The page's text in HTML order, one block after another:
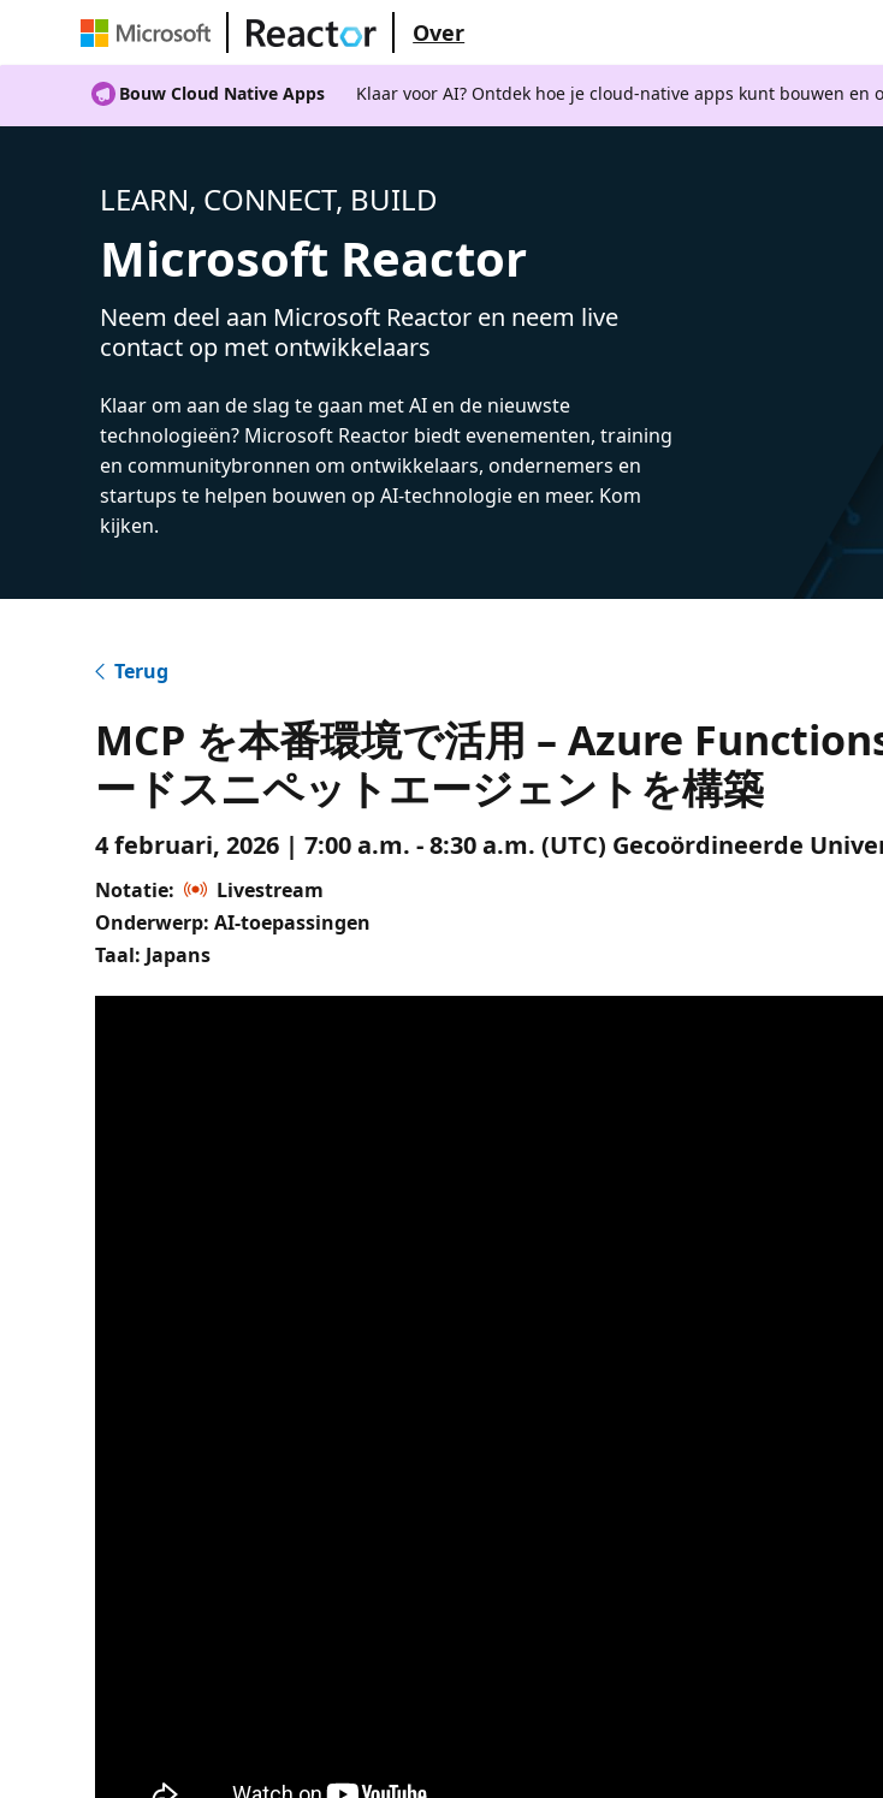
Over
Bouw Cloud Native Apps Klaar voor AI? Ontdek hoe je cloud-native apps kunt bouwen en
LEARN, CONNECT, BUILD
Microsoft Reactor
Neem deel aan Microsoft Reactor en neem live
contact op met ontwikkelaars
Klaar om aan de slag te gaan met AI en de nieuwste
technologieën? Microsoft Reactor biedt evenementen, training
en communitybronnen om ontwikkelaars, ondernemers en
startups te helpen bouwen op AI-technologie en meer. Kom
kijken.
Terug
MCP を本番環境で活用 – Azure
ードスニペットエージェントを構築
4 februari, 2026 | 7:00 a.m. - 8:30 a.m. (UTC) Gecoördineerde
Notatie:
Livestream
Onderwerp: AI-toepassingen
Taal: Japans